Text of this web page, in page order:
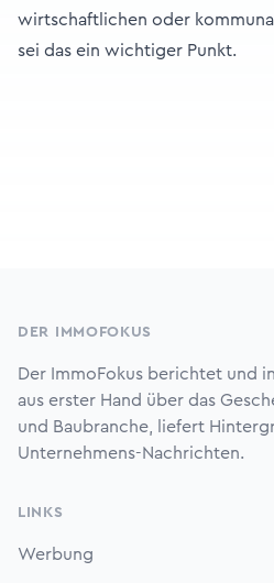
wirtschaftlichen oder
sei das ein wichtiger Punkt.
DER IMMOFOKUS
Der ImmoFokus berichtet und
aus erster Hand über das
und Baubranche, liefert
Unternehmens-Nachrichten.
LINKS
Werbung